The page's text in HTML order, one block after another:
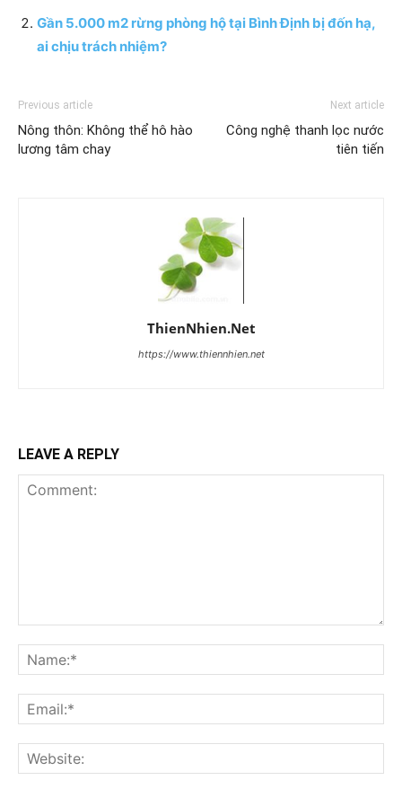
Gần 5.000 m2 rừng phòng hộ tại Bình Định bị đốn hạ,
ai chịu trách nhiệm?
Previous article
Nông thôn: Không thể hô hào
lương tâm chay
Next article
Công nghệ thanh lọc nước
tiên tiến
ThienNhien.Net
https://www.thiennhien.net
LEAVE A REPLY